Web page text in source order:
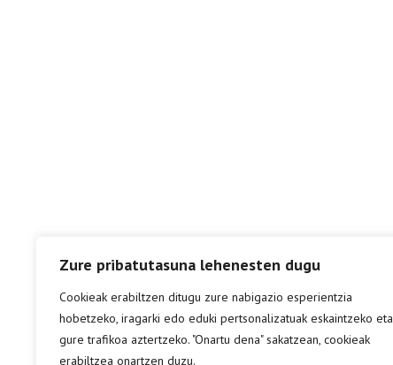
Zure pribatutasuna lehenesten dugu
Cookieak erabiltzen ditugu zure nabigazio esperientzia
hobetzeko, iragarki edo eduki pertsonalizatuak eskaintzeko eta
gure trafikoa aztertzeko. "Onartu dena" sakatzean, cookieak
erabiltzea onartzen duzu.